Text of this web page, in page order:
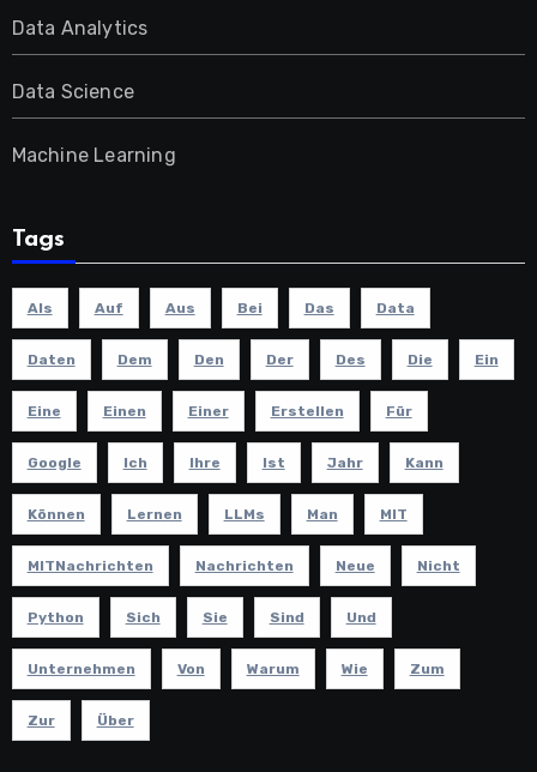
Data Analytics
Data Science
Machine Learning
Tags
Als Auf Aus Bei Das Data
Daten Dem Den Der Des Die Ein
Eine Einen Einer Erstellen Für
Google Ich Ihre Ist Jahr Kann
Können Lernen LLMs Man MIT
MITNachrichten Nachrichten Neue Nicht
Python Sich Sie Sind Und
Unternehmen Von Warum Wie Zum
Zur Über